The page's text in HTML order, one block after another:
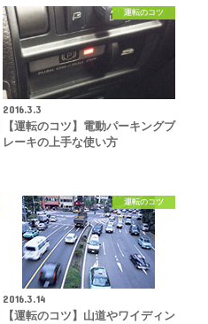
運転のコツ
2016.3.3
【運転のコツ】電動パーキングブ
レーキの上手な使い方
運転のコツ
2016.3.14
【運転のコツ】山道やワイディン